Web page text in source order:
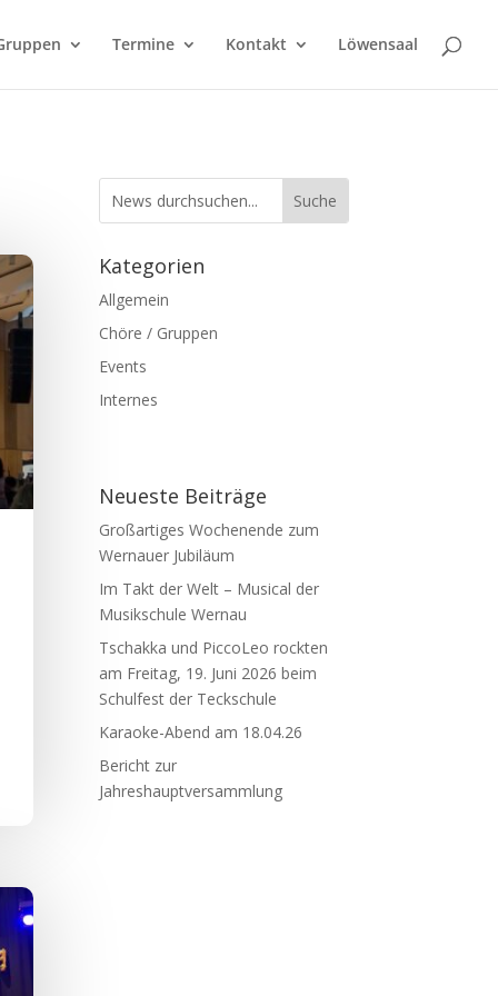
Termine Kontakt Löwensaal
Kategorien
Allgemein
Chöre / Gruppen
Events
Internes
Neueste Beiträge
Großartiges Wochenende zum
Wernauer Jubiläum
Im Takt der Welt – Musical der
Musikschule Wernau
Tschakka und PiccoLeo rockten
am Freitag, 19. Juni 2026 beim
Schulfest der Teckschule
Karaoke-Abend am 18.04.26
Bericht zur
Jahreshauptversammlung